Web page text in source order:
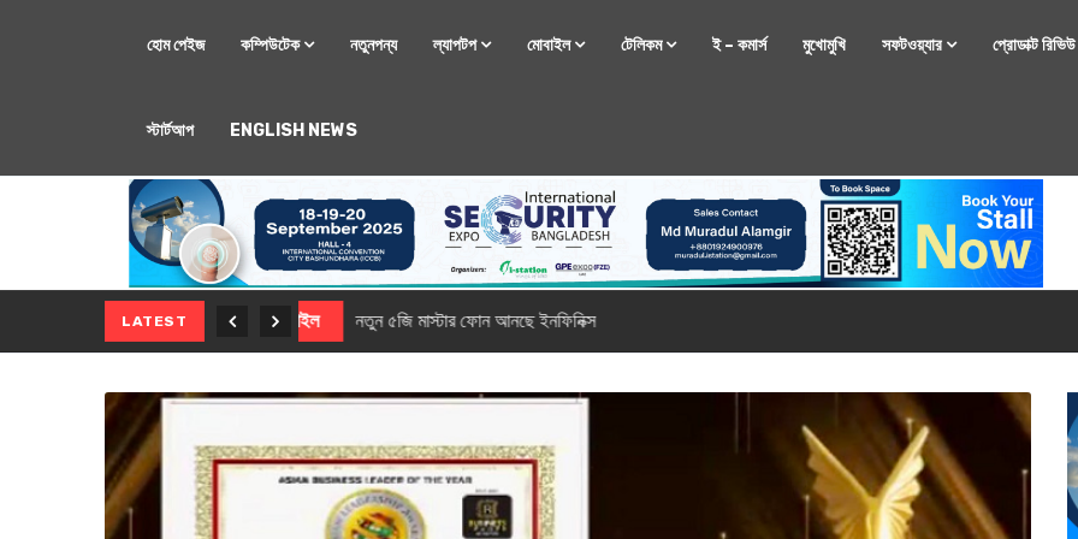
হোম পেইজ কম্পিউটেক নতুনপন্য ল্যাপটপ মোবাইল টেলিকম ই – কমার্স মুখোমুখি সফটওয়্যার প্রোডাক্ট রিভিউ
স্টার্টআপ ENGLISH NEWS
LATEST মোবাইল নতুন সি-সিরিজ স্মার্টফোন নিয়ে আসছে রিয়েলমি